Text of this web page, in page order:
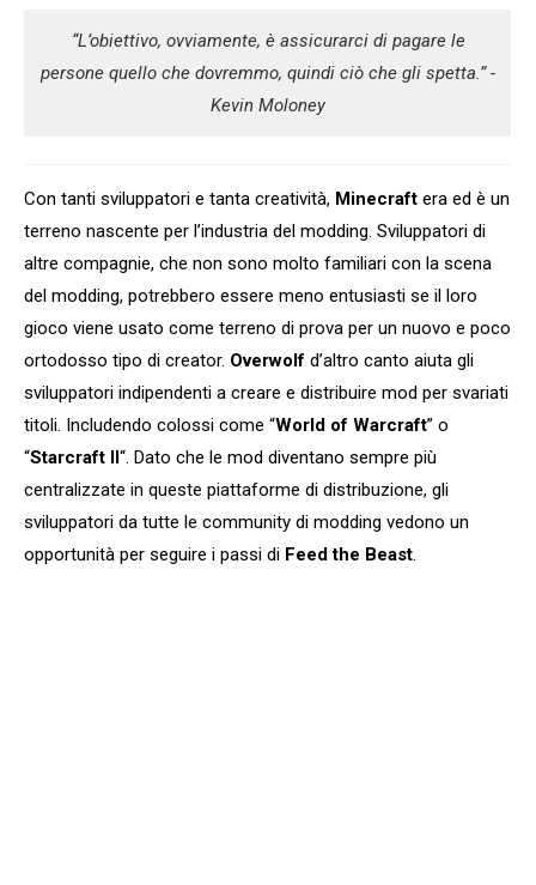
“L’obiettivo, ovviamente, è assicurarci di pagare le
persone quello che dovremmo, quindi ciò che gli spetta.” -
Kevin Moloney
Con tanti sviluppatori e tanta creatività, Minecraft era ed è un
terreno nascente per l’industria del modding. Sviluppatori di
altre compagnie, che non sono molto familiari con la scena
del modding, potrebbero essere meno entusiasti se il loro
gioco viene usato come terreno di prova per un nuovo e poco
ortodosso tipo di creator. Overwolf d’altro canto aiuta gli
sviluppatori indipendenti a creare e distribuire mod per svariati
titoli. Includendo colossi come “World of Warcraft” o
“Starcraft II “. Dato che le mod diventano sempre più
centralizzate in queste piattaforme di distribuzione, gli
sviluppatori da tutte le community di modding vedono un
opportunità per seguire i passi di Feed the Beast.